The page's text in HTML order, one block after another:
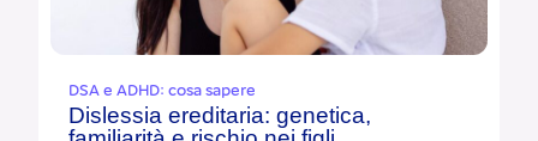
DSA e ADHD: cosa sapere
Dislessia ereditaria: genetica,